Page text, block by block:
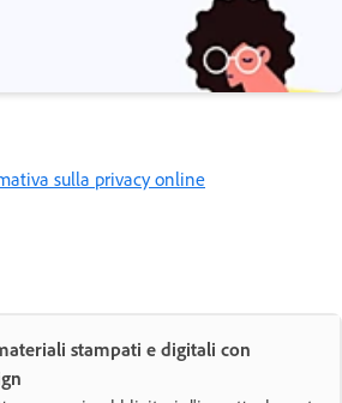
sulla privacy online
stampati e digitali con